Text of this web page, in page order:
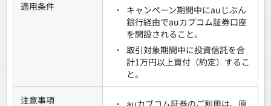
適用条件 ・
キャンペーン期間中にauじぶん
銀行経由でauカブコム証券口座
を開設されること。
・ 取引対象期間中に投資信託を合
計1万円以上買付（約定）するこ
と。
注意事項